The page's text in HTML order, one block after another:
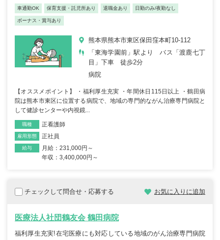
車通勤OK 保育支援・託児所あり 退職金あり 日勤のみ/夜勤なし
ボーナス・賞与あり
熊本県熊本市東区保田窪本町10-112
「東海学園前」駅より バス「渡鹿七丁
目」下車 徒歩2分
病院
【オススメポイント】 ・福利厚生充実 ・年間休日115日以上 ・鶴田病
院は熊本市東区に位置する病院で、地域の専門的ながん治療専門病院と
して健診センターや内視鏡...
職種 正看護師
雇用形態 正社員
給与
月給：231,000円～
年収：3,400,000円～
チェックして問合せ・応募する お気に入りに追加
医療法人社団鶴友会 鶴田病院
福利厚生充実!在宅医療にも対応している地域のがん治療専門病院